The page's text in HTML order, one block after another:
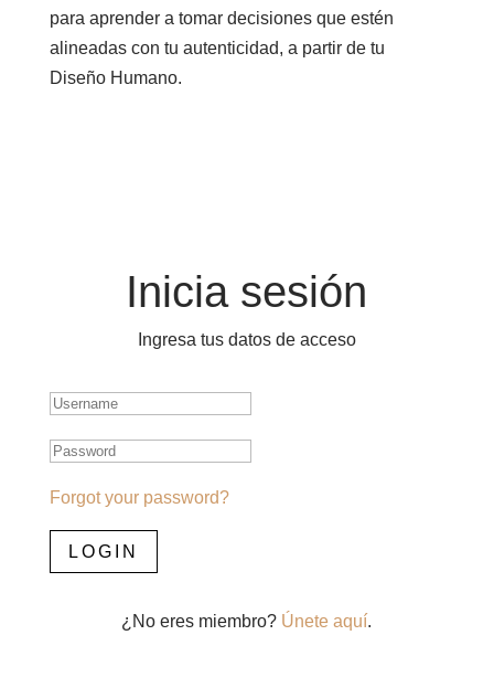
para aprender a tomar decisiones que estén
alineadas con tu autenticidad, a partir de tu
Diseño Humano.
Inicia sesión
Ingresa tus datos de acceso
Forgot your password?
LOGIN
¿No eres miembro? Únete aquí.